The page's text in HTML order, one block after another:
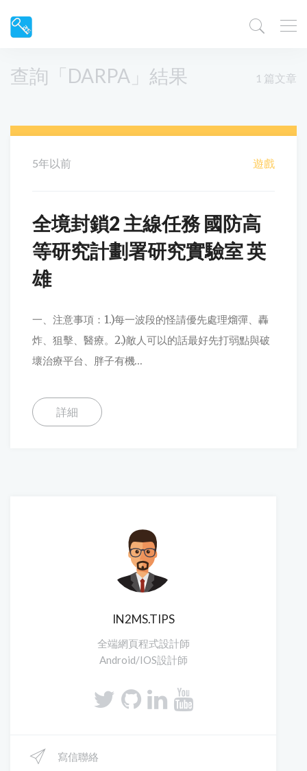
查詢「DARPA」結果 1 篇文章
5年以前 遊戲
全境封鎖2 主線任務 國防高
等研究計劃署研究實驗室 英
雄
一、注意事項：1.)每一波段的怪請優先處理熘彈、轟
炸、狙擊、醫療。2.)敵人可以的話最好先打弱點與破
壞治療平台、胖子有機...
詳細
IN2MS.TIPS
全端網頁程式設計師
Android/IOS設計師
寫信聯絡